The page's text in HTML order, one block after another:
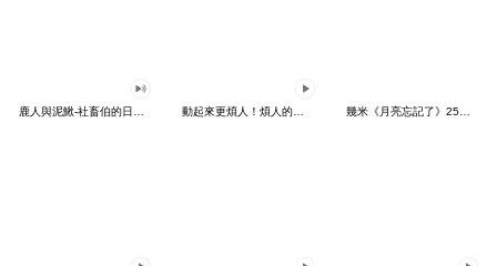
幾米《月亮忘記了》25周年 x 晴天P莉